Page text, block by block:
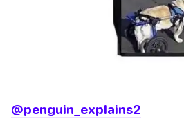
@penguin_explains2